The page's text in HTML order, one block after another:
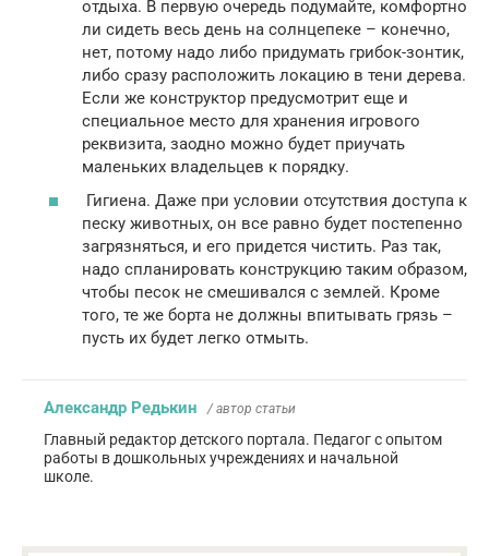
отдыха. В первую очередь подумайте, комфортно
ли сидеть весь день на солнцепеке – конечно,
нет, потому надо либо придумать грибок-зонтик,
либо сразу расположить локацию в тени дерева.
Если же конструктор предусмотрит еще и
специальное место для хранения игрового
реквизита, заодно можно будет приучать
маленьких владельцев к порядку.
Гигиена. Даже при условии отсутствия доступа к
песку животных, он все равно будет постепенно
загрязняться, и его придется чистить. Раз так,
надо спланировать конструкцию таким образом,
чтобы песок не смешивался с землей. Кроме
того, те же борта не должны впитывать грязь –
пусть их будет легко отмыть.
Александр Редькин / автор статьи
Главный редактор детского портала. Педагог с опытом
работы в дошкольных учреждениях и начальной
школе.